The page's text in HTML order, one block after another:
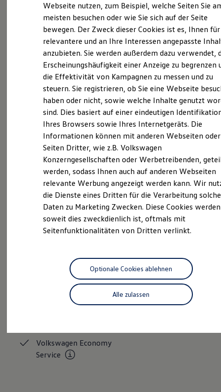
Laden
Laden unterwegs
Laden Zuhause
Ladestationen finden
Ladezeitensimulator
Batterie
Sicherheit
Garantie und Lebensdauer
Nachhaltigkeit
Technologie
Kosten und Kauf
Verbrauchskosten
Kaufoptionen
E-Auto-Förderung
Software und Konnektivität
ID. Software Versionen und Updates
Digitale Extras
Schnittstellen zu Ihrem ID.
Hybridautos
Marke und Erlebnis
Volkswagen R und R Experience
R-Modelle
Driving Experience
Volkswagen entdecken
Lifestyle Shop
T-Roc Kollektion
Golf Kollektion
ID. Kollektion
Volkswagen Kollektion
R-Kollektion
Besitzer und Service
myVolkswagen
Wie können wir
Ihnen weiterhelfen?
Probefahrt vereinbaren
Fahrzeugangebot anfordern
Serviceanfrage stellen
Unsere Leistungenim
Überblick
Neuwagen &Gebrauchtwagen
Volkswagen Economy
Service
Webseite nutzen, zum Beispiel, welche Seiten Sie
meisten besuchen oder wie Sie sich auf der Seite
bewegen. Der Zweck dieser Cookies ist es, Ihnen für
relevantere und an Ihre Interessen angepasste
anzubieten. Sie werden außerdem dazu verwendet,
Erscheinungshäufigkeit einer Anzeige zu begrenzen
die Effektivität von Kampagnen zu messen und zu
steuern. Sie registrieren, ob Sie eine Webseite
haben oder nicht, sowie welche Inhalte genutzt
sind. Dies basiert auf einer eindeutigen
Ihres Browsers sowie Ihres Internetgeräts. Die
Informationen können mit anderen Webseiten oder
Seiten Dritter, wie z.B. Volkswagen
Konzerngesellschaften oder Werbetreibenden,
werden, sodass Ihnen auch auf anderen Webseiten
relevante Werbung angezeigt werden kann. Wir
die Dienste eines Dritten für die Verarbeitung
Daten zu Marketing Zwecken. Diese Cookies
soweit dies zweckdienlich ist, oftmals mit
Seitenfunktionalitäten von Dritten verlinkt.
Alle zulassen
Optionale Cookies ablehnen